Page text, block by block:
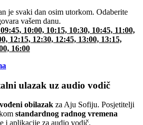
je svaki dan osim utorkom. Odaberite
vašem danu.
10:00, 10:15, 10:30, 10:45, 11:00,
12:15, 12:30, 12:45, 13:00, 13:15,
16:00
ulazak uz audio vodič
obilazak za Aju Sofiju. Posjetitelji
standardnog radnog vremena
i aplikacije za audio vodič.